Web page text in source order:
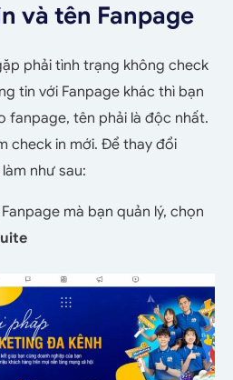
và tên Fanpage
phải tình trạng không check
tin với Fanpage khác thì bạn
fanpage, tên phải là độc nhất.
check in mới. Để thay đổi
như sau:
mà bạn quản lý, chọn